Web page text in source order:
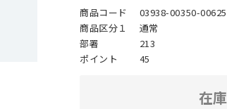
商品コード
03938-00350-00625
商品区分１
通常
部署
213
ポイント
45
在